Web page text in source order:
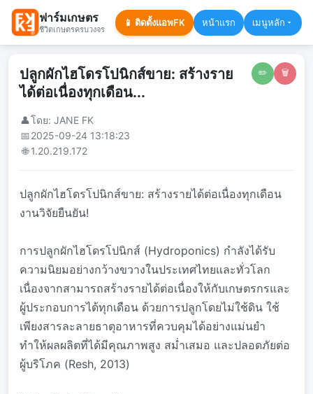
ฟาร์มเกษตร
ชีวิตเกษตรครบวงจร
📱 ติดตั้งแอพFK หน้าแรก เมนูหลัก
✏️ 🗑️
ปลูกผักไฮโดรโปนิกส์ขาย: สร้างราย
ได้ต่อเนื่องทุกเดือน...
👤โดย: JANE FK
📅2025-09-24 13:18:23
🌐 1.20.219.172
ปลูกผักไฮโดรโปนิกส์ขาย: สร้างรายได้ต่อเนื่องทุกเดือน
งานวิจัยยืนยัน!
การปลูกผักไฮโดรโปนิกส์ (Hydroponics) กำลังได้รับ
ความนิยมอย่างกว้างขวางในประเทศไทยและทั่วโลก
เนื่องจากสามารถสร้างรายได้ต่อเนื่องให้กับเกษตรกรและ
ผู้ประกอบการได้ทุกเดือน ด้วยการปลูกโดยไม่ใช้ดิน ใช้
เพียงสารละลายธาตุอาหารที่ควบคุมได้อย่างแม่นยำ
ทำให้ผลผลิตที่ได้มีคุณภาพสูง สม่ำเสมอ และปลอดภัยต่อ
ผู้บริโภค (Resh, 2013)